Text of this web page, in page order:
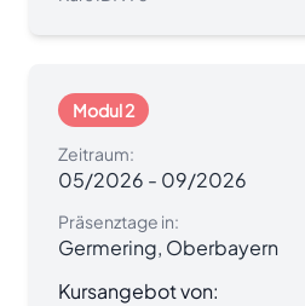
Modul 2
Zeitraum:
05/2026 - 09/2026
Präsenztage in:
Germering, Oberbayern
Kursangebot von: